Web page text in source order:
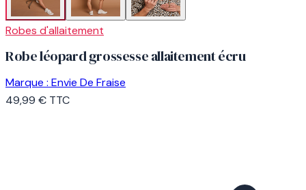
Robes d'allaitement
Robe léopard grossesse allaitement écru
Marque : Envie De Fraise
49,99 € TTC